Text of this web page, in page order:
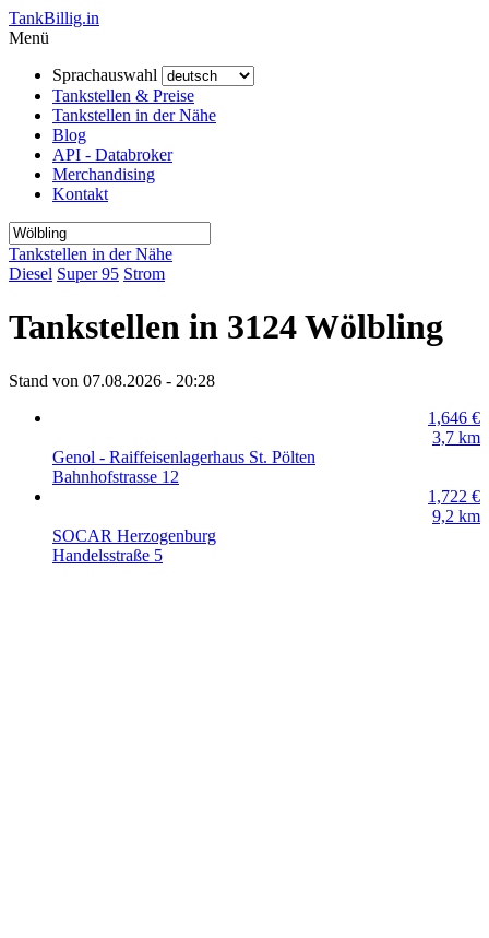
TankBillig.in
Menü
Sprachauswahl
Tankstellen & Preise
Tankstellen in der Nähe
Blog
API - Databroker
Merchandising
Kontakt
Tankstellen in der Nähe
Diesel Super 95 Strom
Tankstellen in 3124 Wölbling
Stand von 07.08.2026 - 20:28
1,646 €
3,7 km
Genol - Raiffeisenlagerhaus St. Pölten
Bahnhofstrasse 12
1,722 €
9,2 km
SOCAR Herzogenburg
Handelsstraße 5